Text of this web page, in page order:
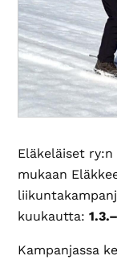
Eläkeläiset
mukaan
kuukautta:
Kampanjassa